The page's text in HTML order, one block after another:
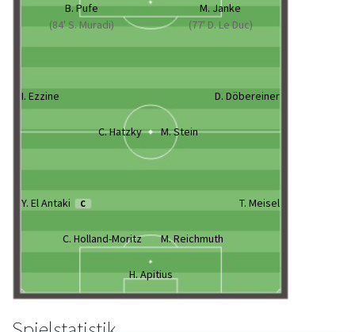
B. Pufe
(84' S. Muradi)
M. Janke
(77' D. Le Duc)
I. Ezzine D. Döbereiner
C. Hatzky M. Stein
Y. El Antaki C T. Meisel
C. Holland-Moritz M. Reichmuth
H. Apitius